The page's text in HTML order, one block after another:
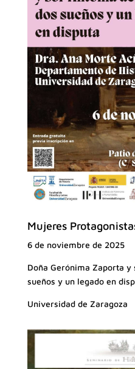
Mujeres
6 de noviembre de 2025
Doña Gerónima Zaporta
sueños y un legado en
Universidad de Zaragoza